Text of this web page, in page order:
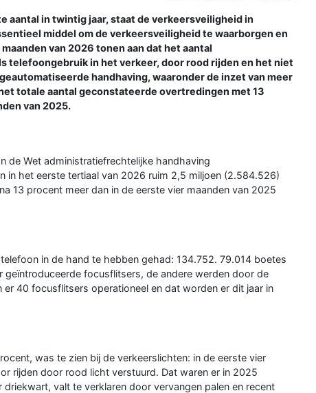
aantal in twintig jaar, staat de verkeersveiligheid in
middel om de verkeersveiligheid te waarborgen en
van 2026 tonen aan dat het aantal
telefoongebruik in het verkeer, door rood rijden en het niet
handhaving, waaronder de inzet van meer
totale aantal geconstateerde overtredingen met 13
van 2025.
de Wet administratiefrechtelijke handhaving
in het eerste tertiaal van 2026 ruim 2,5 miljoen (2.584.526)
13 procent meer dan in de eerste vier maanden van 2025
in de hand te hebben gehad: 134.752. 79.014 boetes
focusflitsers, de andere werden door de
er 40 focusflitsers operationeel en dat worden er dit jaar in
was te zien bij de verkeerslichten: in de eerste vier
rijden door rood licht verstuurd. Dat waren er in 2025
valt te verklaren door vervangen palen en recent